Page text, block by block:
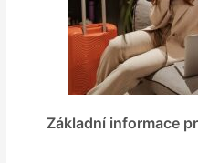
Základní informace